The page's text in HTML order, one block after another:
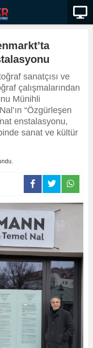
sanatçısı ve
çalışmalarından
Münihli
“Özgürleşen
enstalasyonu,
sanat ve kültür